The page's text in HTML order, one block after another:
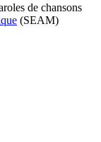
de chansons
(SEAM)